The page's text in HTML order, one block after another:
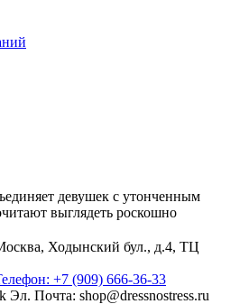
девушек с утонченным
выглядеть роскошно
Ходынский бул., д.4, ТЦ
+7 (909) 666-36-33
Эл. Почта: shop@dressnostress.ru